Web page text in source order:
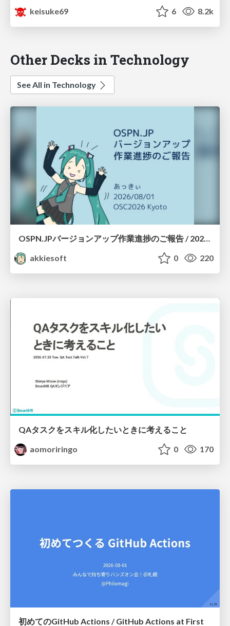
keisuke69
6 8.2k
Other Decks in Technology
See All in Technology
akkiesoft
0 220
QAタスクをスキル化したいときに考えること
aomoriringo
0 170
初めてのGitHub Actions / GitHub Actions at First